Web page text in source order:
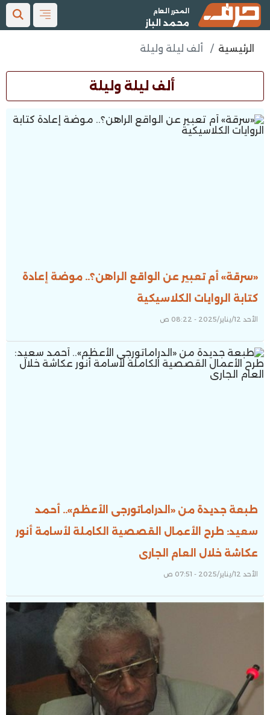
المحرر العام
محمد الباز
الرئيسية ألف ليلة وليلة
ألف ليلة وليلة
«سرقة» أم تعبير عن الواقع الراهن؟.. موضة إعادة
كتابة الروايات الكلاسيكية
الأحد 12/يناير/2025 - 08:22 ص
طبعة جديدة من «الدراماتورجى الأعظم».. أحمد
سعيد: طرح الأعمال القصصية الكاملة لأسامة أنور
عكاشة خلال العام الجارى
الأحد 12/يناير/2025 - 07:51 ص